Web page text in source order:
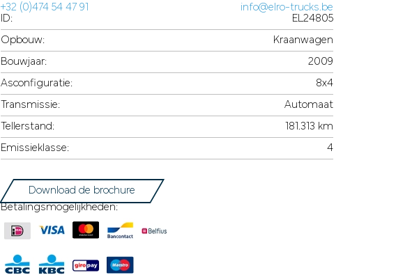
+32 (0)474 54 47 91
info@elro-trucks.be
ID:
EL24805
Opbouw:
Kraanwagen
Bouwjaar:
2009
Asconfiguratie:
8x4
Transmissie:
Automaat
Tellerstand:
181.313 km
Emissieklasse:
4
Download de brochure
Betalingsmogelijkheden: